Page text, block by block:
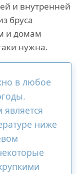
и внутренней
бруса
и домам
нужна.
в любое
ниже